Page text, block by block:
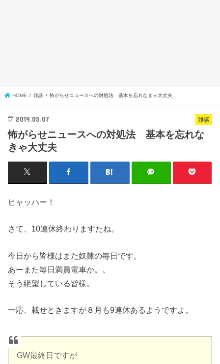
HOME 雑談 怖がらせニュースへの対処法 基本を忘れなきゃ大丈夫
雑談
2019.05.07
怖がらせニュースへの対処法 基本を忘れな
きゃ大丈夫
ヒャッハー！
さて、10連休終わりますたね。
今日から皆様はまた奴隷の毎日です。
あーまた毎日満員電車か。。
そう絶望している皆様。
一応、載せときますが８月も9連休あるようですよ。
GW最終日ですが